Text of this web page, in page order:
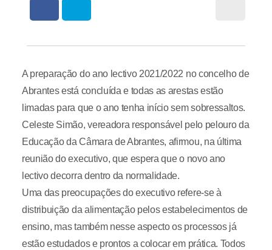
A preparação do ano lectivo 2021/2022 no concelho de
Abrantes está concluída e todas as arestas estão
limadas para que o ano tenha início sem sobressaltos.
Celeste Simão, vereadora responsável pelo pelouro da
Educação da Câmara de Abrantes, afirmou, na última
reunião do executivo, que espera que o novo ano
lectivo decorra dentro da normalidade.
Uma das preocupações do executivo refere-se à
distribuição da alimentação pelos estabelecimentos de
ensino, mas também nesse aspecto os processos já
estão estudados e prontos a colocar em prática. Todos